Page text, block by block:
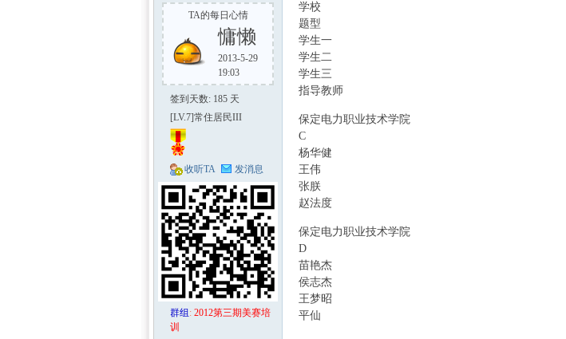
社
区-
TA的每日心情
慵懒
2013-5-29
19:03
签到天数: 185 天
[LV.7]常住居民III
收听TA 发消息
群组 : 2012第三期美赛培
训
学校
题型
学生一
学生二
学生三
指导教师
保定电力职业技术学院
C
杨华健
王伟
张朕
赵法度
保定电力职业技术学院
D
苗艳杰
侯志杰
王梦昭
平仙